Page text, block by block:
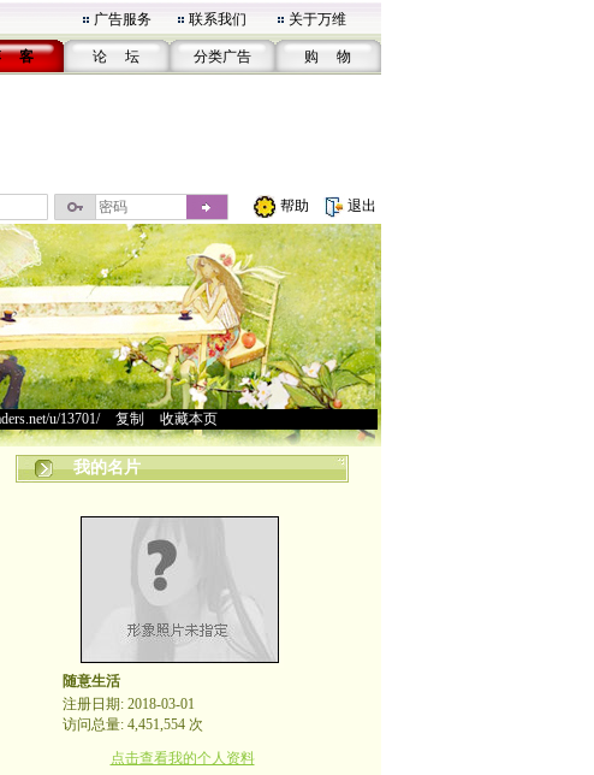
广告服务 联系我们 关于万维
客 论 坛 分类广告 购 物
帮助 退出
u/13701/> 复制 收藏本页
我的名片
随意生活
注册日期: 2018-03-01
访问总量: 4,451,554 次
点击查看我的个人资料